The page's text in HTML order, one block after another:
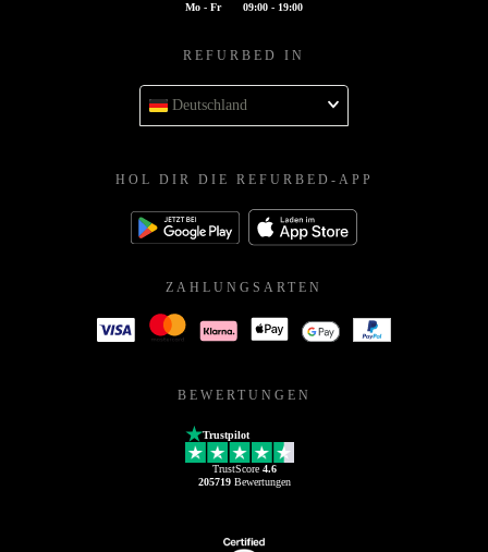
Mo - Fr 09:00 - 19:00
REFURBED IN
Deutschland
HOL DIR DIE REFURBED-APP
ZAHLUNGSARTEN
BEWERTUNGEN
Trustpilot
TrustScore 4.6
205719Bewertungen